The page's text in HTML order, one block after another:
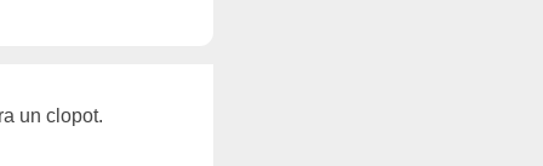
un clopot.